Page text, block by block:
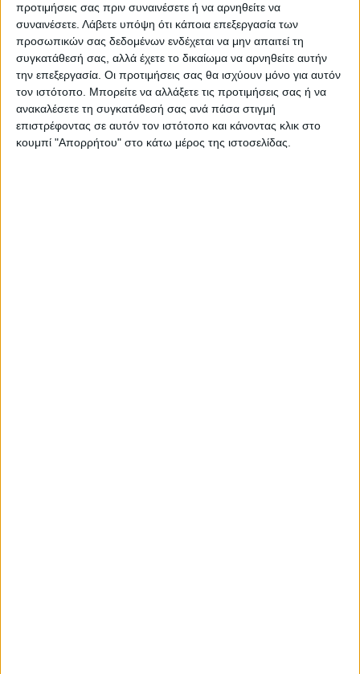
προτιμήσεις σας πριν συναινέσετε ή να αρνηθείτε να
συναινέσετε. Λάβετε υπόψη ότι κάποια επεξεργασία των
προσωπικών σας δεδομένων ενδέχεται να μην απαιτεί τη
συγκατάθεσή σας, αλλά έχετε το δικαίωμα να αρνηθείτε αυτήν
την επεξεργασία. Οι προτιμήσεις σας θα ισχύουν μόνο για αυτόν
τον ιστότοπο. Μπορείτε να αλλάξετε τις προτιμήσεις σας ή να
ανακαλέσετε τη συγκατάθεσή σας ανά πάσα στιγμή
επιστρέφοντας σε αυτόν τον ιστότοπο και κάνοντας κλικ στο
κουμπί "Απορρήτου" στο κάτω μέρος της ιστοσελίδας.
Τελευταίες Ειδήσεις Σήμερα
Ακολούθησε την εφημερίδα ΝΕΟΣ
ΑΓΩΝ στο Google News!
Όλες οι εξελίξεις στην περιοχή της
Καρδίτσας και ευρύτερα της Θεσσαλίας